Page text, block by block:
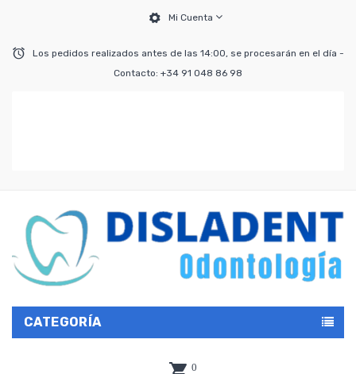
Mi Cuenta
Los pedidos realizados antes de las 14:00, se procesarán en el día -
Contacto: +34 91 048 86 98
CATEGORÍA
0